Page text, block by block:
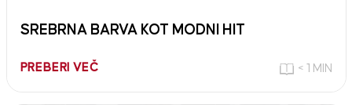
SREBRNA BARVA KOT MODNI HIT
PREBERI VEČ < 1 MIN